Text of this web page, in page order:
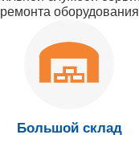
ремонта оборудования
Большой склад